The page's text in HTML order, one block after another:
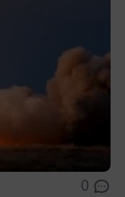
0